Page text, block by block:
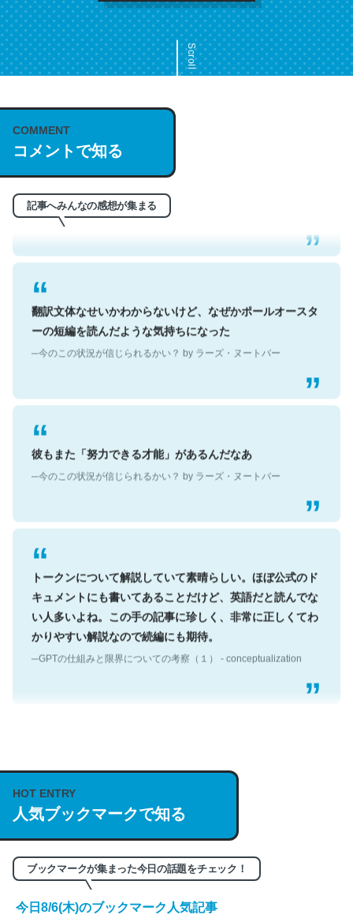
Scroll
COMMENT
コメントで知る
記事へみんなの感想が集まる
これは名文。彼はとてもクレバーなんだろうなと凄く思
う。英語少しでも読める人は原文もお勧め。自分はこの流
れ好き。Let’s Fucking Go. Then Covid hit. Shit.
─今のこの状況が信じられるかい？ by ラーズ・ヌートバー
翻訳文体なせいかわからないけど、なぜかポールオースタ
ーの短編を読んだような気持ちになった
─今のこの状況が信じられるかい？ by ラーズ・ヌートバー
彼もまた「努力できる才能」があるんだなあ
─今のこの状況が信じられるかい？ by ラーズ・ヌートバー
トークンについて解説していて素晴らしい。ほぼ公式のド
キュメントにも書いてあることだけど、英語だと読んでな
い人多いよね。この手の記事に珍しく、非常に正しくてわ
かりやすい解説なので続編にも期待。
─GPTの仕組みと限界についての考察（１） - conceptualization
説してる記事が少ないので貴重な良記事。/続編来た
https://isobe324649.hatenablog.com/entry/2023/03/27
/064121
─GPTの仕組みと限界についての考察（１） - conceptualization
HOT ENTRY
人気ブックマークで知る
ブックマークが集まった今日の話題をチェック！
今日8/6(木)のブックマーク人気記事